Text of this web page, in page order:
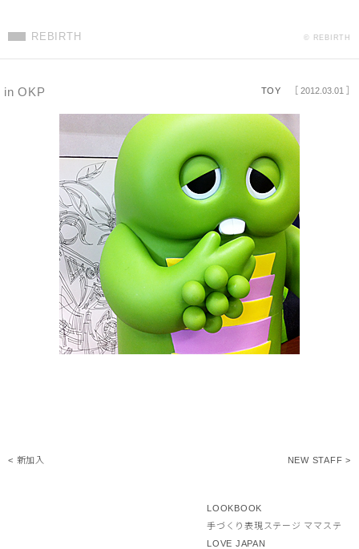
REBIRTH © REBIRTH
［ 2012.03.01 ］
TOY
in OKP
< 新加入 NEW STAFF >
LOOKBOOK
手づくり表現ステージ ママステ
LOVE JAPAN